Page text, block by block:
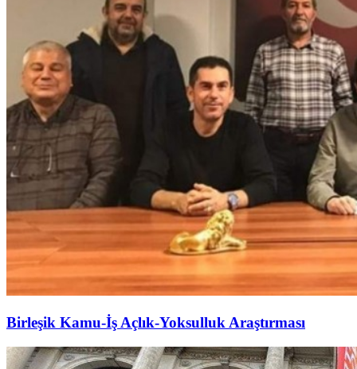
Birleşik Kamu-İş Açlık-Yoksulluk Araştırması